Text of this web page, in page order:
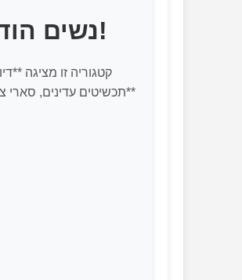
נשים הודיות - יופי מסורתי עם נגיעה מודרנית!
קטגוריה זו מציגה
**תכשיטים עדינים, סארי